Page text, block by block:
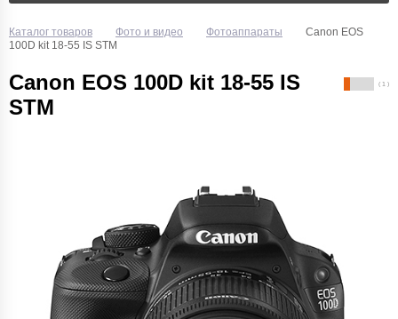
Каталог товаров Фото и видео Фотоаппараты
Canon EOS
100D kit 18-55 IS STM
Canon EOS 100D kit 18-55 IS
STM
( 1 )